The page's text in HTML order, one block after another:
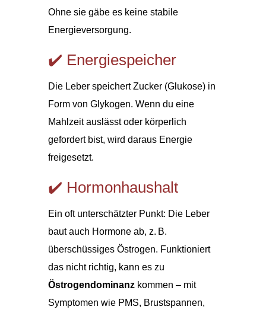
Ohne sie gäbe es keine stabile
Energieversorgung.
✔️ Energiespeicher
Die Leber speichert Zucker (Glukose) in
Form von Glykogen. Wenn du eine
Mahlzeit auslässt oder körperlich
gefordert bist, wird daraus Energie
freigesetzt.
✔️ Hormonhaushalt
Ein oft unterschätzter Punkt: Die Leber
baut auch Hormone ab, z. B.
überschüssiges Östrogen. Funktioniert
das nicht richtig, kann es zu
Östrogendominanzkommen – mit
Symptomen wie PMS, Brustspannen,